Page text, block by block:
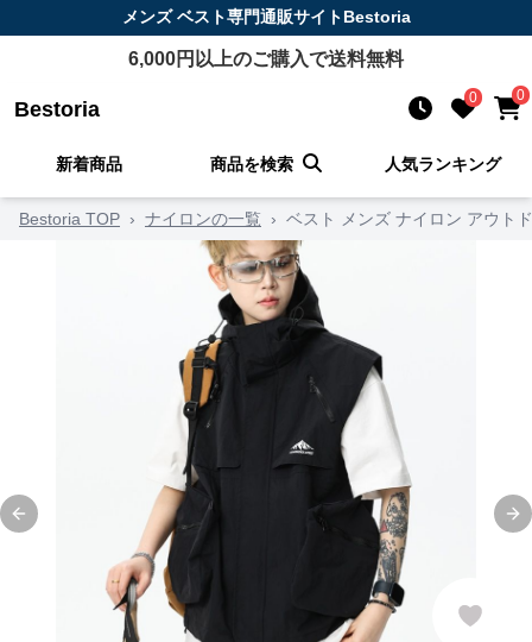
メンズ ベスト専門通販サイトBestoria
6,000円以上のご購入で送料無料
Bestoria 0 0
新着商品 商品を検索 人気ランキング
Bestoria TOP › ナイロンの一覧 › ベスト メンズ ナイロン アウト
Previous slide